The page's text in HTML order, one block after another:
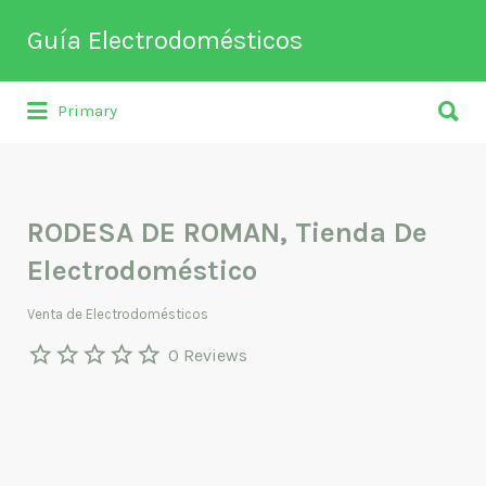
Guía Electrodomésticos
Directorio de empresas relacionadas
Buscar
por:
Primary
por:
RODESA DE ROMAN, Tienda De
Electrodoméstico
Venta de Electrodomésticos
0 Reviews